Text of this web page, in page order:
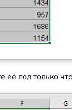
её под только